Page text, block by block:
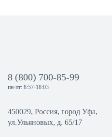
8 (800) 700-85-99
пн-пт: 8:57-18:03
450029, Россия, город Уфа,
ул.Ульяновых, д. 65/17